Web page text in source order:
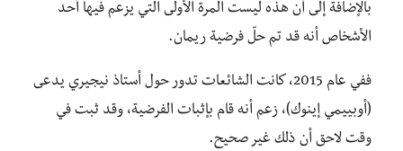
بالإضافة إلى أن هذه ليست المرة الأولى التي يزعم فيها أحد
الأشخاص أنه قد تم حلّ فرضية ريمان.
ففي عام 2015، كانت الشائعات تدور حول أستاذ نيجيري يدعى
(أوبييمي إينوك)، زعم أنه قام بإثبات الفرضية، وقد ثبت في
وقت لاحق أن ذلك غير صحيح.